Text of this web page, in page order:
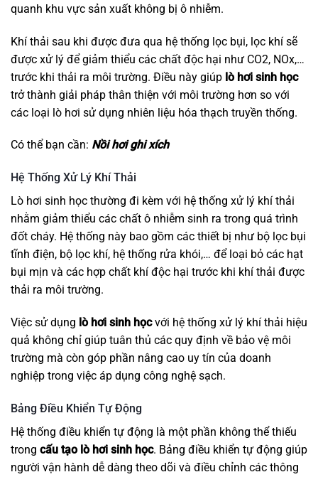
quanh khu vực sản xuất không bị ô nhiễm.
Khí thải sau khi được đưa qua hệ thống lọc bụi, lọc khí sẽ
được xử lý để giảm thiểu các chất độc hại như CO2, NOx,…
trước khi thải ra môi trường. Điều này giúp lò hơi sinh học
trở thành giải pháp thân thiện với môi trường hơn so với
các loại lò hơi sử dụng nhiên liệu hóa thạch truyền thống.
Có thể bạn cần: Nồi hơi ghi xích
Hệ Thống Xử Lý Khí Thải
Lò hơi sinh học thường đi kèm với hệ thống xử lý khí thải
nhằm giảm thiểu các chất ô nhiễm sinh ra trong quá trình
đốt cháy. Hệ thống này bao gồm các thiết bị như bộ lọc bụi
tĩnh điện, bộ lọc khí, hệ thống rửa khói,… để loại bỏ các hạt
bụi mịn và các hợp chất khí độc hại trước khi khí thải được
thải ra môi trường.
Việc sử dụng lò hơi sinh họcvới hệ thống xử lý khí thải hiệu
quả không chỉ giúp tuân thủ các quy định về bảo vệ môi
trường mà còn góp phần nâng cao uy tín của doanh
nghiệp trong việc áp dụng công nghệ sạch.
Bảng Điều Khiển Tự Động
Hệ thống điều khiển tự động là một phần không thể thiếu
trong cấu tạo lò hơi sinh học. Bảng điều khiển tự động giúp
người vận hành dễ dàng theo dõi và điều chỉnh các thông